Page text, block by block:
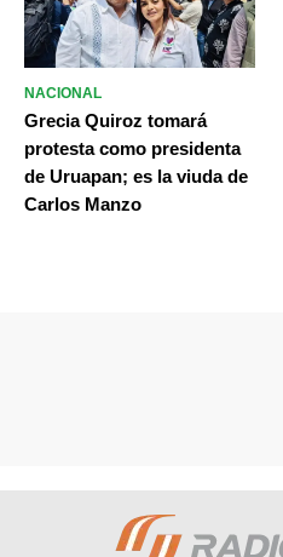
NACIONAL
Grecia Quiroz tomará
protesta como presidenta
de Uruapan; es la viuda de
Carlos Manzo